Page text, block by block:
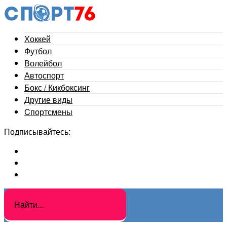
Хоккей
Футбол
Волейбол
Автоспорт
Бокс / Кикбоксинг
Другие виды
Cпортсмены
Подписывайтесь: